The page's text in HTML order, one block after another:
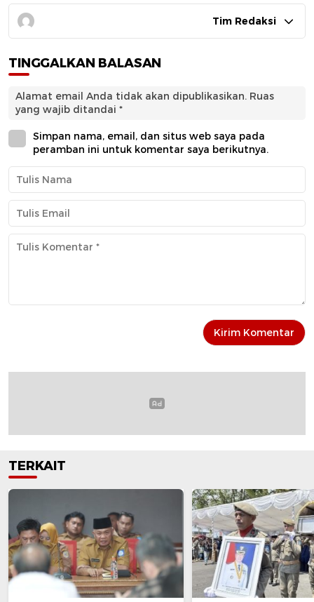
Tim Redaksi
TINGGALKAN BALASAN
Alamat email Anda tidak akan dipublikasikan. Ruas
yang wajib ditandai *
Simpan nama, email, dan situs web saya pada
peramban ini untuk komentar saya berikutnya.
TERKAIT